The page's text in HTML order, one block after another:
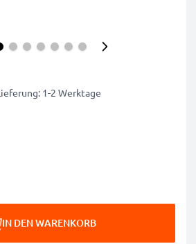
1-2 Werktage
IN DEN WARENKORB